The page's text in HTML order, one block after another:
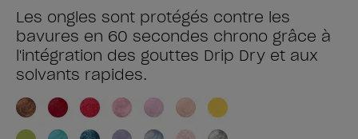
Les ongles sont protégés contre les
bavures en 60 secondes chrono grâce à
l'intégration des gouttes Drip Dry et aux
solvants rapides.